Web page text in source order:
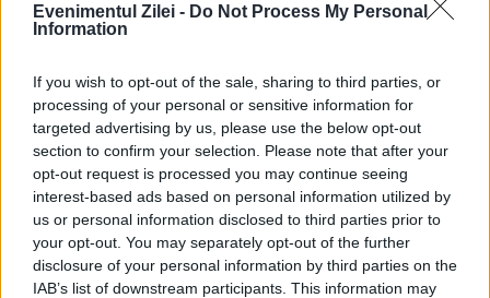
Evenimentul Zilei - Do Not Process My Personal
Information
If you wish to opt-out of the sale, sharing to third parties, or
processing of your personal or sensitive information for
targeted advertising by us, please use the below opt-out
section to confirm your selection. Please note that after your
opt-out request is processed you may continue seeing
interest-based ads based on personal information utilized by
us or personal information disclosed to third parties prior to
your opt-out. You may separately opt-out of the further
disclosure of your personal information by third parties on the
IAB’s list of downstream participants. This information may
Recomandările noastre